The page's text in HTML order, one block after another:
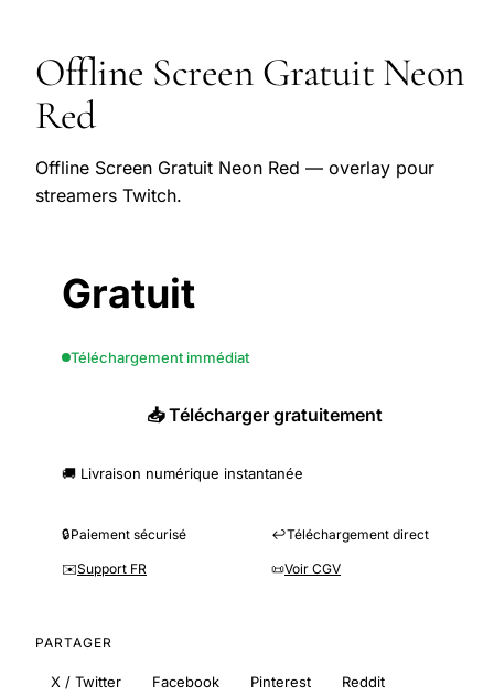
Offline Screen Gratuit Neon
Red
Offline Screen Gratuit Neon Red — overlay pour
streamers Twitch.
Gratuit
Téléchargement immédiat
📥 Télécharger gratuitement
🚚 Livraison numérique instantanée
🔒Paiement sécurisé ↩️Téléchargement direct
✉️Support FR 📜Voir CGV
PARTAGER
X / Twitter Facebook Pinterest Reddit